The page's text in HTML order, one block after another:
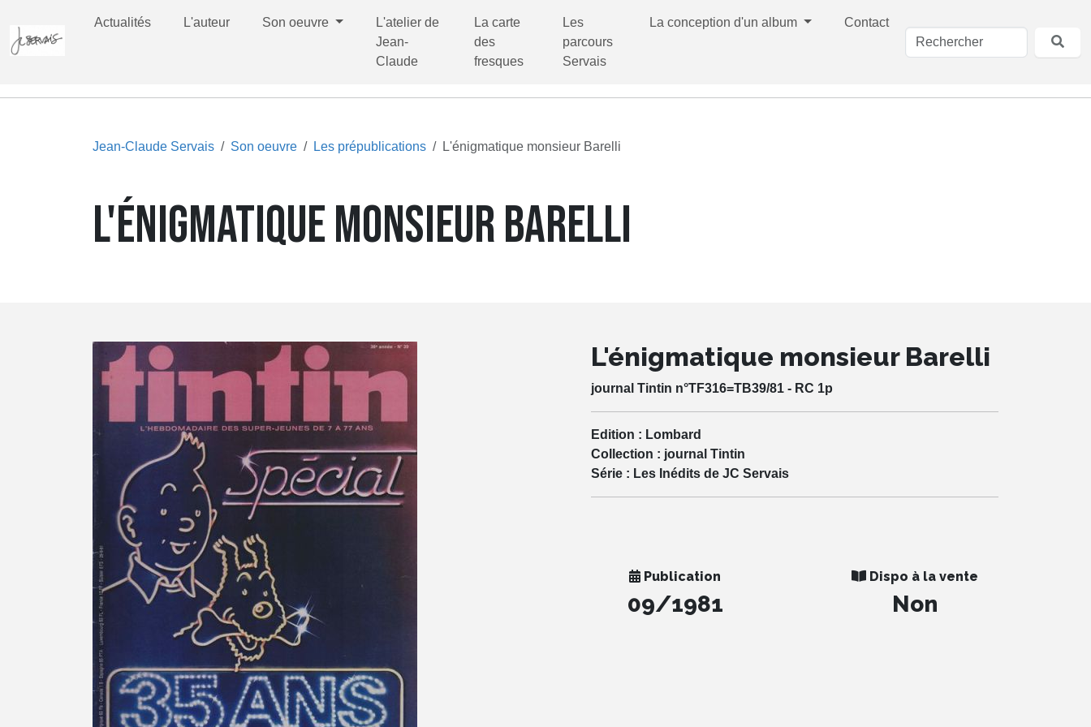
Actualités L'auteur Son oeuvre
L'atelier de
Jean-
Claude
La carte
des
fresques
Les
parcours
Servais
La conception d'un album Contact
Jean-Claude Servais Son oeuvre Les prépublications L'énigmatique monsieur Barelli
L'ÉNIGMATIQUE MONSIEUR BARELLI
L'énigmatique monsieur Barelli
journal Tintin n°TF316=TB39/81 - RC 1p
Edition : Lombard
Collection : journal Tintin
Série : Les Inédits de JC Servais
Publication
09/1981
Dispo à la vente
Non